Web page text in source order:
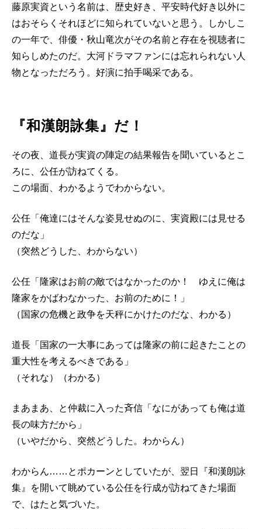
藤原実資という名前は、歴史好き、平安時代好き以外に
はおそらくそれほどに知られていないと思う。しかしこ
の一年で、俳優・秋山竜次がその名前と存在を視聴者に
知らしめたのだ。大河ドラマファンには忘れられない人
物となっただろう。好演に拍手喝采である。
『和漢朗詠集』だ！
その夜、道長が実資の陣定の結果報告を聞いているとこ
ろに、公任が訪ねてくる。
この場面、わかるようでわからない。
公任「俺達にはそんな姿見せぬのに、実資殿には見せる
のだな」
（突然どうした、わからない）
公任「隆家はお前の敵ではなかったのか！ ゆえに俺は
隆家をかばわなかった、お前のために！」
（国家の危機と政争を天秤にかけたのだな、わかる）
道長「国家の一大事にあっては隆家の前に起きたことの
重大性を考えるべきである」
（それな）（わかる）
まあまあ、と仲裁に入った斉信「なにがあっても俺は道
長の味方だから」
（いやだから、突然どうした。わからん）
わからん……とポカーンとしていたが、翌日『和漢朗詠
集』を開いて眺めている公任を行成が訪ねてきた場面
で、はたと気づいた。